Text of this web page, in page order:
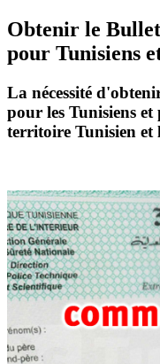
Obtenir le
pour Tunisiens
La nécessité
pour les Tunisiens et
territoire Tunisien et